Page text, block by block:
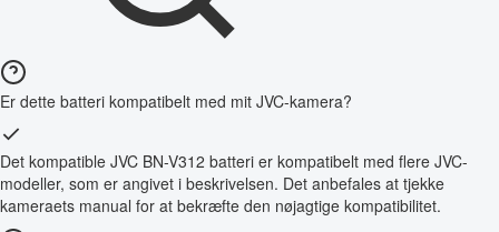
Er dette batteri kompatibelt med mit JVC-kamera?
Det kompatible JVC BN-V312 batteri er kompatibelt med flere JVC-
modeller, som er angivet i beskrivelsen. Det anbefales at tjekke
kameraets manual for at bekræfte den nøjagtige kompatibilitet.